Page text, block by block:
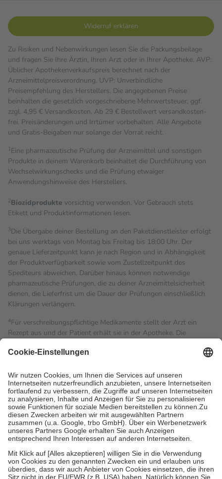
Widerruf erklären
Zu Risiken und Nebenwirkungen lesen Sie die Packungsbeilage
und fragen Sie Ihre Ärztin, Ihren Arzt oder in Ihrer Apotheke. AVP:
Üblicher Apothekenverkaufspreis berechnet nach der
Arzneimittelpreisverordnung. UVP: Unverbindliche
Preisempfehlung des Herstellers. Die angegebenen Preise
beinhalten die gesetzlich vorgeschriebene Mehrwertsteuer, ggf.
zzgl. 4,95 € Versandkosten. Ab 29 € Bestell­wert versand­kosten­
frei. Preisänderungen und Irrtümer vorbehalten. Alle Angebote
und Gratis-Beigaben nur solange der Vorrat reicht.
1Eine pharmazeutische Prüfung der Arzneimittel und sonstigen
Produkte in deinem Warenkorb beinhaltet die Durchführung von
Wechselwirkungschecks und die Prüfung etwaiger
Anwendungshinweise des Herstellers.
2Biozidprodukte vorsichtig verwenden. Vor Gebrauch stets
Etikett und Produktinformationen lesen.
3Die Übergabe deiner Bestellung an den Paketdienstleister erfolgt
bei uns werktags von Montag bis Freitag bis 18:00 Uhr. Der
genaue Lieferzeitpunkt kann je nach Region und in Abhängigkeit
der Produktverfügbarkeit sowie vom Zustellzeitpunkt des
Spediteurs abweichen. Darüber hinaus können notwendige
pharmazeutische Prüfungen, die zu deiner Arzneimittelsicherheit
dienen, die Lieferfrist um die Dauer der Prüfungen einschließlich
Klärungen verlängern.
4Für verschreibungspflichtige Medikamente stellt der Arzt ein
Rezept aus und der Patient erhält sie in der Apotheke. Die
Kosten dafür, der Versicherte trägt einen Teil davon als Zuzahlung
Grundsätzlich leisten Mitglieder Zuzahlungen in Höhe von zehn
Prozent des Abgabepreises,mindestensjedochfünf Euround
höchstens zehn Euro.Es sind jedoch nie mehr als die
tatsächlichen Kosten der Leistung zu entrichten.
Diese Regeln gelten grundsätzlich auch für Online-Apotheken.
Bei Heilmitteln und häuslicher Krankenpflege beträgt die
Zuzahlung zehn Prozent der Kosten sowie zehn Euro je
Um das Engagement der Versicherten für ihre eigene Gesundheit
zu stärken und die besondere Stellung der Familie zu unterstützen,